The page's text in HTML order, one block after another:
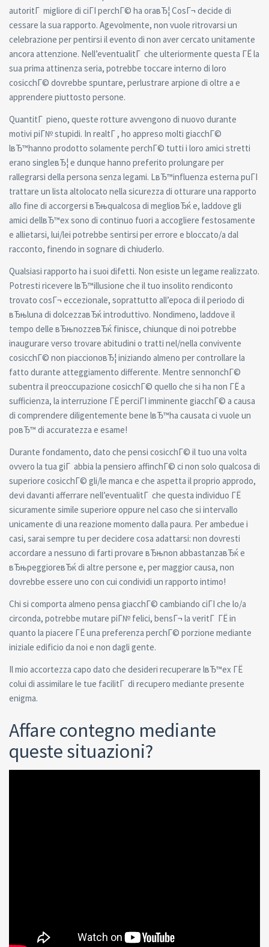
autoritГ migliore di ciГІ perchГ© ha oraвЂ¦ CosГ¬ decide di
cessare la sua rapporto. Agevolmente, non vuole ritrovarsi un
celebrazione per pentirsi il evento di non aver cercato unitamente
ancora attenzione. Nell’eventualitГ che ulteriormente questa ГЁ la
sua prima attinenza seria, potrebbe toccare interno di loro
cosicchГ© dovrebbe spuntare, perlustrare arpione di oltre a e
apprendere piuttosto persone.
QuantitГ pieno, queste rotture avvengono di nuovo durante
motivi piГ№ stupidi. In realtГ , ho appreso molti giacchГ©
lвЂ™hanno prodotto solamente perchГ© tutti i loro amici stretti
erano singleвЂ¦ e dunque hanno preferito prolungare per
rallegrarsi della persona senza legami. LвЂ™influenza esterna puГІ
trattare un lista altolocato nella sicurezza di otturare una rapporto
allo fine di accorgersi вЂњqualcosa di meglioвЂќ e, laddove gli
amici dellвЂ™ex sono di continuo fuori a accogliere festosamente
e allietarsi, lui/lei potrebbe sentirsi per errore e bloccato/a dal
racconto, finendo in sognare di chiuderlo.
Qualsiasi rapporto ha i suoi difetti. Non esiste un legame realizzato.
Potresti ricevere lвЂ™illusione che il tuo insolito rendiconto
trovato cosГ¬ eccezionale, soprattutto all’epoca di il periodo di
вЂњluna di dolcezzaвЂќ introduttivo. Nondimeno, laddove il
tempo delle вЂњnozzeвЂќ finisce, chiunque di noi potrebbe
inaugurare verso trovare abitudini o tratti nel/nella convivente
cosicchГ© non piaccionoвЂ¦ iniziando almeno per controllare la
fatto durante atteggiamento differente. Mentre sennonchГ©
subentra il preoccupazione cosicchГ© quello che si ha non ГЁ a
sufficienza, la interruzione ГЁ perciГІ imminente giacchГ© a causa
di comprendere diligentemente bene lвЂ™ha causata ci vuole un
poвЂ™ di accuratezza e esame!
Durante fondamento, dato che pensi cosicchГ© il tuo una volta
ovvero la tua giГ abbia la pensiero affinchГ© ci non solo qualcosa di
superiore cosicchГ© gli/le manca e che aspetta il proprio approdo,
devi davanti afferrare nell’eventualitГ che questa individuo ГЁ
sicuramente simile superiore oppure nel caso che si intervallo
unicamente di una reazione momento dalla paura. Per ambedue i
casi, sarai sempre tu per decidere cosa adattarsi: non dovresti
accordare a nessuno di farti provare вЂњnon abbastanzaвЂќ e
вЂњpeggioreвЂќ di altre persone e, per maggior causa, non
dovrebbe essere uno con cui condividi un rapporto intimo!
Chi si comporta almeno pensa giacchГ© cambiando ciГІ che lo/a
circonda, potrebbe mutare piГ№ felici, bensГ¬ la veritГ ГЁ in
quanto la piacere ГЁ una preferenza perchГ© porzione mediante
iniziale edificio da noi e non dagli gente.
Il mio accortezza capo dato che desideri recuperare lвЂ™ex ГЁ
colui di assimilare le tue facilitГ di recupero mediante presente
enigma.
Affare contegno mediante
queste situazioni?